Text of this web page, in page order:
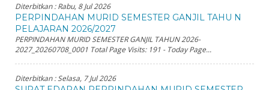
Diterbitkan :Rabu, 8 Jul 2026
PERPINDAHAN MURID SEMESTER GANJIL TAHU N
PELAJARAN 2026/2027
PERPINDAHAN MURID SEMESTER GANJIL TAHUN 2026-
2027_20260708_0001 Total Page Visits: 191 - Today Page...
Diterbitkan :Selasa, 7 Jul 2026